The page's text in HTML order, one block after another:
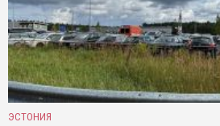
ЭСТОНИЯ